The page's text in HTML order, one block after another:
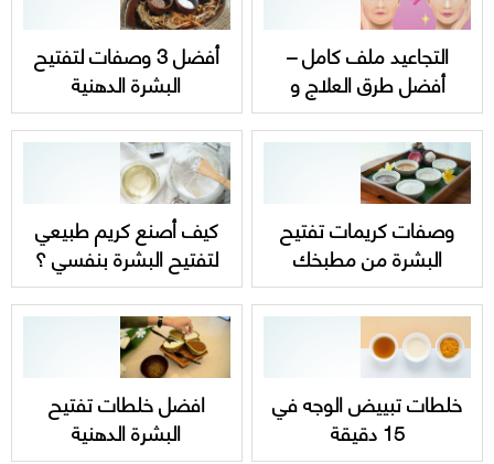
التجاعيد ملف كامل –
أفضل طرق العلاج و
الوقاية
أفضل 3 وصفات لتفتيح
البشرة الدهنية
وصفات كريمات تفتيح
البشرة من مطبخك
كيف أصنع كريم طبيعي
لتفتيح البشرة بنفسي ؟
خلطات تبييض الوجه في
15 دقيقة
افضل خلطات تفتيح
البشرة الدهنية